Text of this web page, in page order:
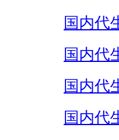
国内代
国内代
国内代
国内代